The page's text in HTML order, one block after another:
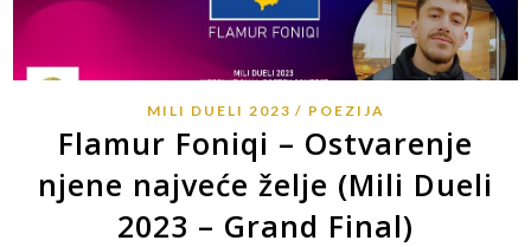
MILI DUELI 2023 POEZIJA
Flamur Foniqi – Ostvarenje
njene najveće želje (Mili Dueli
2023 – Grand Final)